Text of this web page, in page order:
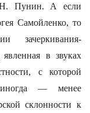
Н. Пунин. А если
Самойленко, то
зачеркивания-
в звуках
с которой
— менее
склонности к